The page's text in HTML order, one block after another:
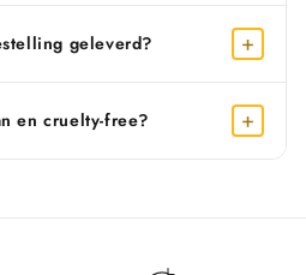
geleverd? +
en cruelty-free? +